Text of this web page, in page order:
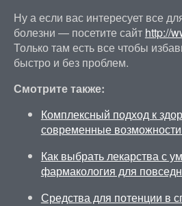
Ну а если вас интересует все
болезни — посетите сайт http://
Только там есть все чтобы
быстро и без проблем.
Смотрите также:
Комплексный подход к
современные возможности
Как выбрать лекарства с
фармакология для
Средства для потенции в